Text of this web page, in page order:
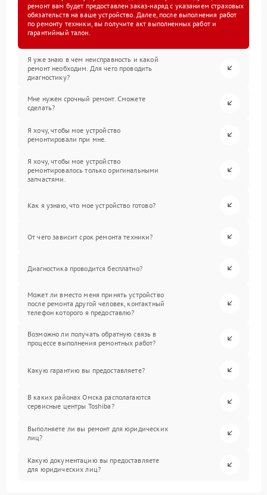
ремонт вам будет предоставлен заказ-наряд с указанием страховых
обязательств на ваше устройство. Далее, после выполнения работ
по ремонту техники, вы получите акт выполненных работ и
гарантийный талон.
Я уже знаю в чем неисправность и какой
ремонт необходим. Для чего проводить
диагностику?
Мне нужен срочный ремонт. Сможете
сделать?
Я хочу, чтобы мое устройство
ремонтировали при мне.
Я хочу, чтобы мое устройство
ремонтировалось только оригинальными
запчастями.
Как я узнаю, что мое устройство готово?
От чего зависит срок ремонта техники?
Диагностика проводится бесплатно?
Может ли вместо меня принять устройство
после ремонта другой человек, контактный
телефон которого я предоставлю?
Возможно ли получать обратную связь в
процессе выполнения ремонтных работ?
Какую гарантию вы предоставляете?
В каких районах Омска располагаются
сервисные центры Toshiba?
Выполняете ли вы ремонт для юридических
лиц?
Какую документацию вы предоставляете
для юридических лиц?